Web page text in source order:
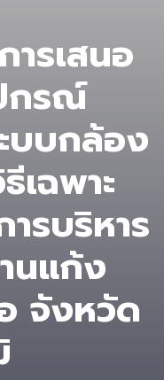
ารเสนอ
กรณ์
บบกล้อง
เฉพาะ
รบริหาร
นแก้ง
จังหวัด